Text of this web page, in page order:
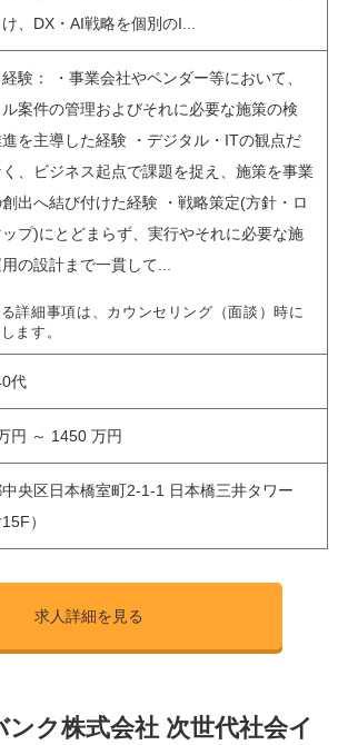
、DX・AI戦略を個別のI...
験： ・事業会社やベンダー等において、
案件の管理およびそれに必要な施策の検
を主導した経験 ・デジタル・ITの観点だ
、ビジネス起点で課題を捉え、施策を事業
出へ結び付けた経験 ・戦略策定(方針・ロ
プ)にとどまらず、実行やそれに必要な施
の設計まで一貫して...
詳細事項は、カウンセリング（面談）時に
ます。
代
円 ～ 1450 万円
央区日本橋室町2-1-1 日本橋三井タワー
）
求人詳細を見る
ンク株式会社 次世代社会イ